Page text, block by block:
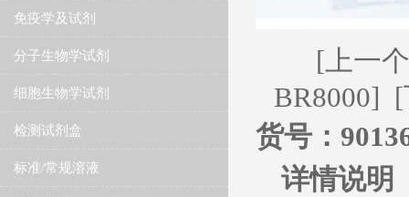
免疫学及试剂
分子生物学试剂
细胞生物学试剂
检测试剂盒
标准/常规溶液
[上一
BR8000]
货号：
详情说明